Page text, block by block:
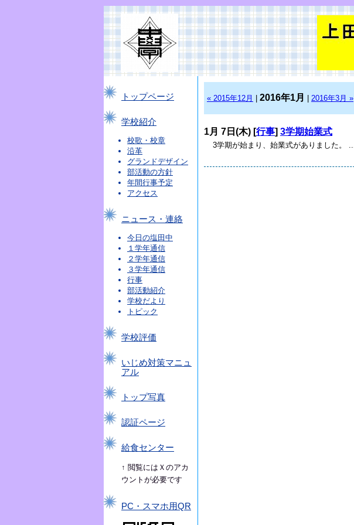
トップページ
学校紹介
校歌・校章
沿革
グランドデザイン
部活動の方針
年間行事予定
アクセス
ニュース・連絡
今日の塩田中
１学年通信
２学年通信
３学年通信
行事
部活動紹介
学校だより
トピック
学校評価
いじめ対策マニュ
アル
トップ写真
認証ページ
給食センター
↑ 閲覧にはＸのアカ
ウントが必要です
PC・スマホ用QR
« 2015年12月 2016年1月 2016年3月 »
1月 7日(木) [行事] 3学期始業式
3学期が始まり、始業式がありました。 ...